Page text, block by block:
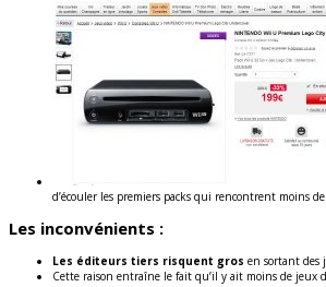
d’écouler les premiers packs qui rencontrent moins
Les inconvénients :
Les éditeurs tiers risquent gros en sortant des
Cette raison entraîne le fait qu’il y ait moins de jeux